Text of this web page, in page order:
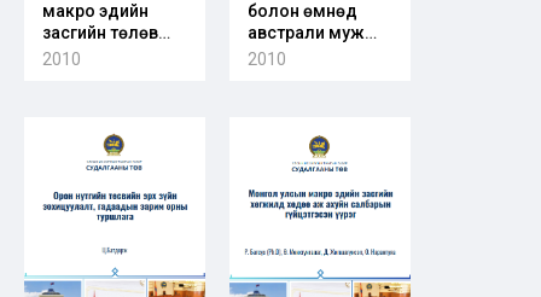
макро эдийн
засгийн төлөв
байдал, төсөв,
судалгаа
2010
болон өмнөд
австрали муж
улсын ашигт
зохицуулалтыг
харьцуулсан
2010